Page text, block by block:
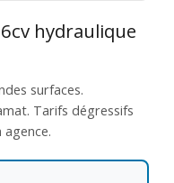
hydraulique
surfaces.
Tarifs dégressifs